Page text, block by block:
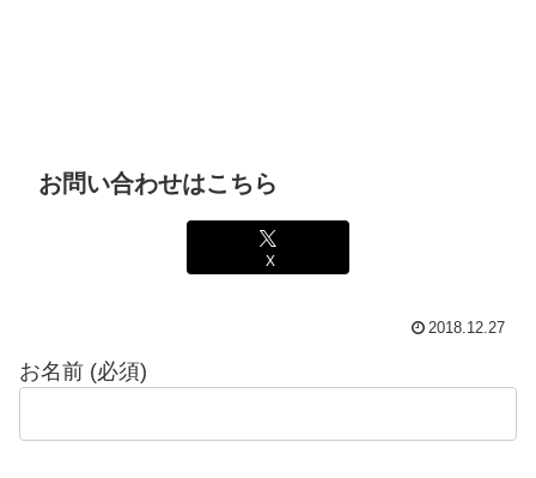
お問い合わせはこちら
X
2018.12.27
お名前 (必須)